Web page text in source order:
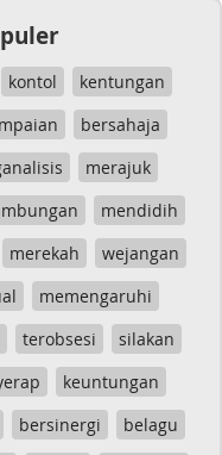
kontol
kentungan
bersahaja
merajuk
mendidih
merekah
wejangan
memengaruhi
terobsesi
silakan
keuntungan
bersinergi
belagu